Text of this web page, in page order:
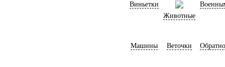
Виньетки
Животные
Машины Веточки